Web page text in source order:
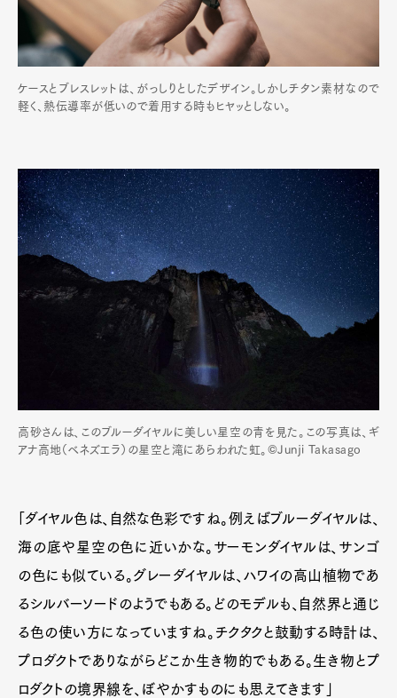
ケースとブレスレットは、がっしりとしたデザイン。しかしチタン素材なので
軽く、熱伝導率が低いので着用する時もヒヤッとしない。
高砂さんは、このブルーダイヤルに美しい星空の青を見た。この写真は、ギ
アナ高地（ベネズエラ）の星空と滝にあらわれた虹。©Junji Takasago
「ダイヤル色は、自然な色彩ですね。例えばブルーダイヤルは、
海の底や星空の色に近いかな。サーモンダイヤルは、サンゴ
の色にも似ている。グレーダイヤルは、ハワイの高山植物であ
るシルバーソードのようでもある。どのモデルも、自然界と通じ
る色の使い方になっていますね。チクタクと鼓動する時計は、
プロダクトでありながらどこか生き物的でもある。生き物とプ
ロダクトの境界線を、ぼやかすものにも思えてきます」